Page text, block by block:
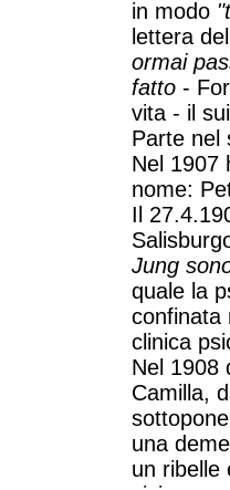
in modo
lettera
ormai
fatto -
vita - il
Parte nel
Nel 1907
nome:
Il
Jung
quale la
confinata
clinica
Nel 1908
Camilla,
una
un ribelle